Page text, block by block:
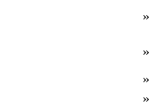
»
»
»
»